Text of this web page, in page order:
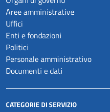
Aree amministrative
Uffici
Enti e fondazioni
Politici
Personale amministrativo
Documenti e dati
CATEGORIE DI SERVIZIO